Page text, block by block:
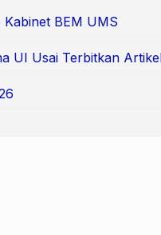
Kabinet BEM UMS
UI Usai Terbitkan